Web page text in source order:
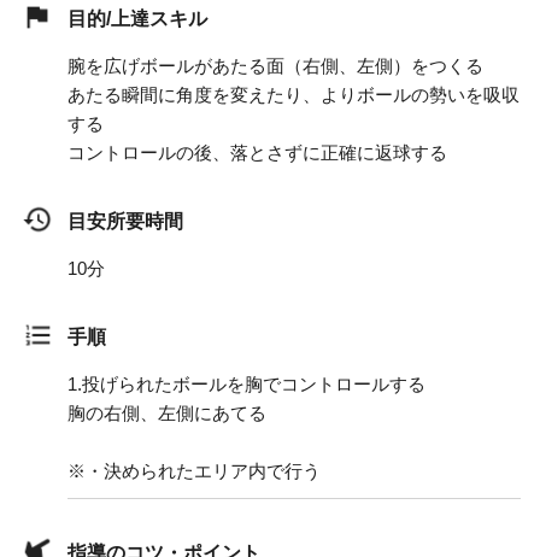
目的/上達スキル
腕を広げボールがあたる面（右側、左側）をつくる
あたる瞬間に角度を変えたり、よりボールの勢いを吸収
する
コントロールの後、落とさずに正確に返球する
目安所要時間
10分
手順
1.投げられたボールを胸でコントロールする
胸の右側、左側にあてる
※・決められたエリア内で行う
指導のコツ・ポイント